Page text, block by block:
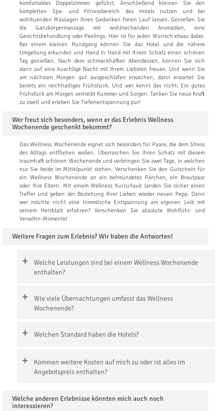
komfortables Doppelzimmer geführt. Anschließend können Sie den
kompletten Spa- und Fitnessbereich des Hotels nutzen und bei
wohltuenden Massagen Ihren Gedanken freien Lauf lassen. Genießen Sie
die Ganzkörpermassage mit wohlriechenden Aromaölen, eine
Gesichtsbehandlung oder Peelings. Hier ist für jeden Wunsch etwas dabei.
Bei einem kleinen Rundgang können Sie das Hotel und die nähere
Umgebung erkunden und Hand in Hand mit Ihrem Schatz einen schönen
Tag genießen. Nach dem schmackhaften Abendessen, können Sie sich
dann auf eine kuschlige Nacht mit Ihrem Liebsten freuen. Und wenn Sie
am nächsten Morgen gut ausgeschlafen erwachen, dann erwartet Sie
bereits ein reichhaltiges Frühstück. Und wer kennt das nicht: Ein gutes
Frühstück am Morgen vertreibt Kummer und Sorgen. Tanken Sie neue Kraft
zu zweit und erleben Sie Tiefenentspannung pur!
Wer freut sich besonders, wenn er das Erlebnis Wellness
Wochenende geschenkt bekommt?
Das Wellness Wochenende eignet sich besonders für Paare, die dem Stress
des Alltags entfliehen wollen. Überraschen Sie Ihren Schatz mit diesem
traumhaft schönen Wochenende und verbringen Sie zwei Tage, in welchen
nur Sie beide im Mittelpunkt stehen. Verschenken Sie den Gutschein für
ein Wellness Wochenende an ein befreundetes Pärchen, ein Brautpaar
oder Ihre Eltern. Mit einem Wellness Kurzurlaub landen Sie sicher einen
Treffer und geben der Beziehung Ihrer Lieben wieder neuen Pepp. Denn
wer möchte nicht eine himmlische Entspannung am eigenen Leib mit
seinem Herzblatt erfahren? Verschenken Sie absolute Wohlfühl- und
Verwöhn-Momente!
Weitere Fragen zum Erlebnis? Wir haben die Antworten!
Welche Leistungen sind bei einem Wellness Wochenende
enthalten?
Wie viele Übernachtungen umfasst das Wellness
Wochenende?
Welchen Standard haben die Hotels?
Kommen weitere Kosten auf mich zu oder ist alles im
Angebotspreis enthalten?
Welche anderen Erlebnisse könnten mich auch noch
interessieren?